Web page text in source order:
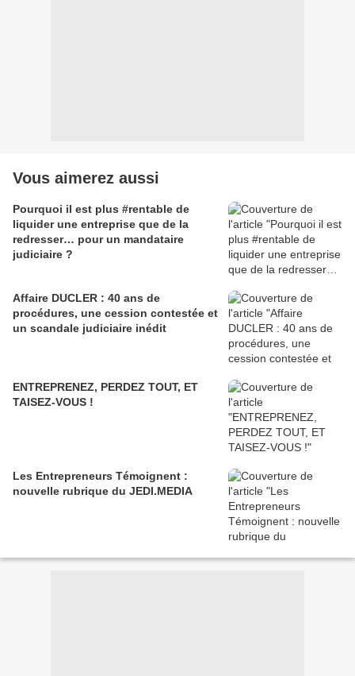
Vous aimerez aussi
Pourquoi il est plus #rentable de
liquider une entreprise que de la
redresser… pour un mandataire
judiciaire ?
Affaire DUCLER : 40 ans de
procédures, une cession contestée et
un scandale judiciaire inédit
ENTREPRENEZ, PERDEZ TOUT, ET
TAISEZ-VOUS !
Les Entrepreneurs Témoignent :
nouvelle rubrique du JEDI.MEDIA